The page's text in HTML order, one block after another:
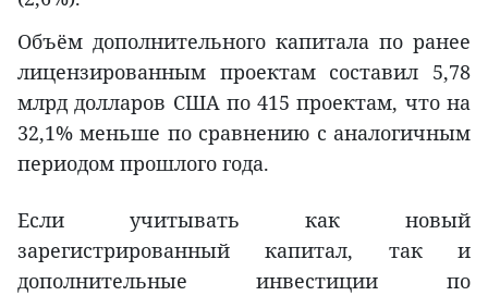
Объём дополнительного капитала по ранее
лицензированным проектам составил 5,78
млрд долларов США по 415 проектам, что на
32,1% меньше по сравнению с аналогичным
периодом прошлого года.
Если учитывать как новый
зарегистрированный капитал, так и
дополнительные инвестиции по